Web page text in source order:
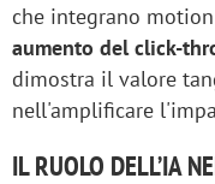
che integrano
aumento del click-
dimostra il valore
nell'amplificare
IL RUOLO DELL’IA